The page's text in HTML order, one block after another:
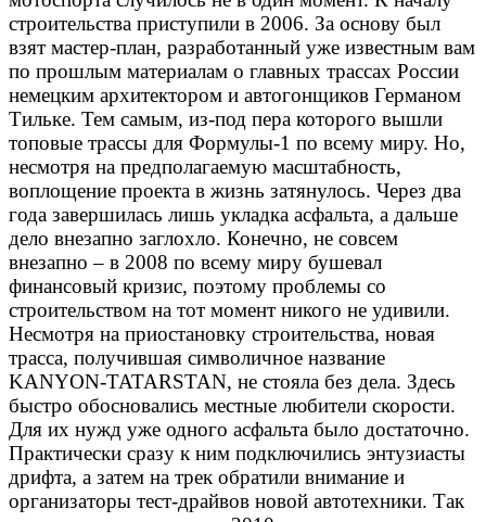
строительства приступили в 2006. За основу был
взят мастер-план, разработанный уже известным вам
по прошлым материалам о главных трассах России
немецким архитектором и автогонщиков Германом
Тильке. Тем самым, из-под пера которого вышли
топовые трассы для Формулы-1 по всему миру. Но,
несмотря на предполагаемую масштабность,
воплощение проекта в жизнь затянулось. Через два
года завершилась лишь укладка асфальта, а дальше
дело внезапно заглохло. Конечно, не совсем
внезапно – в 2008 по всему миру бушевал
финансовый кризис, поэтому проблемы со
строительством на тот момент никого не удивили.
Несмотря на приостановку строительства, новая
трасса, получившая символичное название
KANYON-TATARSTAN, не стояла без дела. Здесь
быстро обосновались местные любители скорости.
Для их нужд уже одного асфальта было достаточно.
Практически сразу к ним подключились энтузиасты
дрифта, а затем на трек обратили внимание и
организаторы тест-драйвов новой автотехники. Так